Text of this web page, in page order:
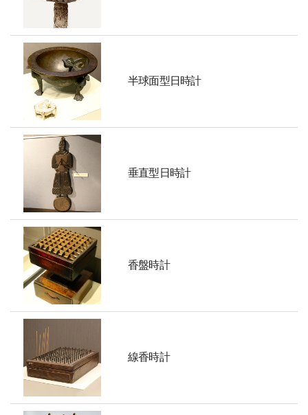
半球面型日時計
垂直型日時計
香盤時計
線香時計